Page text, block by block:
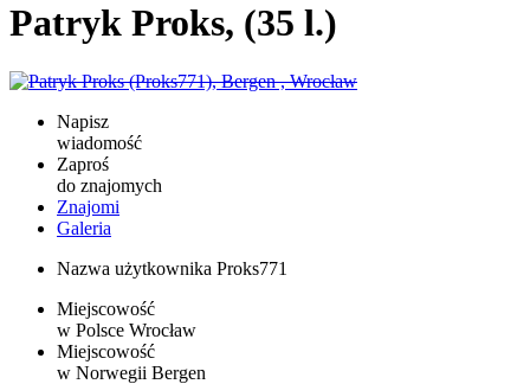
Patryk Proks, (35 l.)
Napisz
wiadomość
Zaproś
do znajomych
Znajomi
Galeria
Nazwa użytkownika Proks771
Miejscowość
w Polsce Wrocław
Miejscowość
w Norwegii Bergen